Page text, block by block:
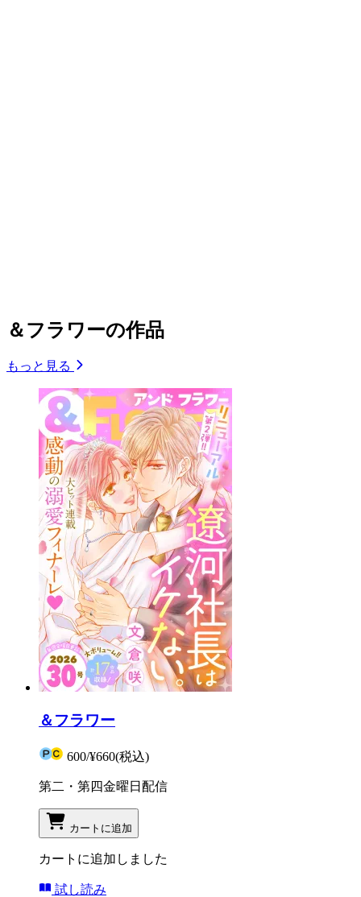
＆フラワーの作品
もっと見る
＆フラワー
600/¥660(税込)
第二・第四金曜日配信
カートに追加
カートに追加しました
試し読み